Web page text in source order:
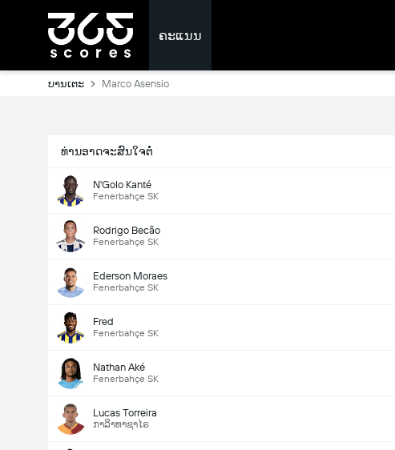
ຄະແນນ
ບານເຕະ Marco Asensio
ທ່ານອາດຈະສົນໃຈຕໍ່
N'Golo Kanté
Fenerbahçe SK
Rodrigo Becão
Fenerbahçe SK
Ederson Moraes
Fenerbahçe SK
Fred
Fenerbahçe SK
Nathan Aké
Fenerbahçe SK
Lucas Torreira
ກາລິາທາຊາໄຣ